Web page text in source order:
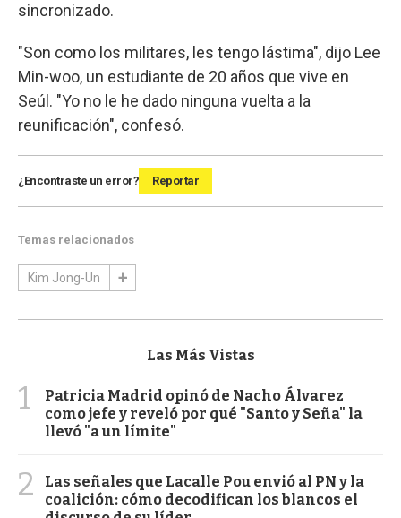
sincronizado.
"Son como los militares, les tengo lástima", dijo Lee
Min-woo, un estudiante de 20 años que vive en
Seúl. "Yo no le he dado ninguna vuelta a la
reunificación", confesó.
¿Encontraste un error? Reportar
Temas relacionados
Kim Jong-Un
Las Más Vistas
1
Patricia Madrid opinó de Nacho Álvarez
como jefe y reveló por qué "Santo y Seña" la
llevó "a un límite"
2
Las señales que Lacalle Pou envió al PN y la
coalición: cómo decodifican los blancos el